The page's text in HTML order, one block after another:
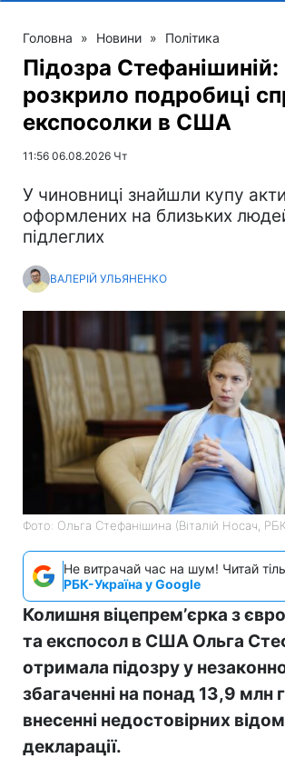
Головна » Новини » Політика
Підозра
розкрило подробиці
експосолки в США
11:56 06.08.2026 Чт
У чиновниці знайшли купу
оформлених на близьких
підлеглих
ВАЛЕРІЙ УЛЬЯНЕНКО
Фото: Ольга Стефанішина (Віталій Носач,
Не витрачай час на шум! Читай
РБК-Україна у Google
Колишня віцепремʼєрка з
та експосол в США Ольга
отримала підозру у
збагаченні на понад 13,9 млн
внесенні недостовірних
декларації.